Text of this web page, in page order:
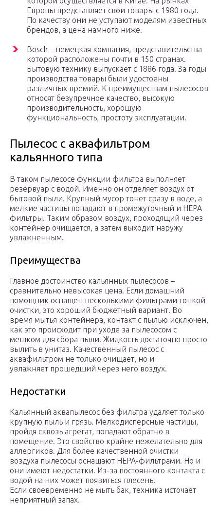
Европы представляет свои товары с 1980 года.
По качеству они не уступают моделям известных
брендов, а цена намного ниже.
Bosch – немецкая компания, представительства
которой расположены почти в 150 странах.
Бытовую технику выпускает с 1886 года. За годы
производства товары были удостоены
различных премий. К преимуществам пылесосов
относят безупречное качество, высокую
производительность, хорошую
функциональность, простоту эксплуатации.
Пылесос с аквафильтром
кальянного типа
В таком пылесосе функции фильтра выполняет
резервуар с водой. Именно он отделяет воздух от
бытовой пыли. Крупный мусор тонет сразу в воде, а
мелкие частицы попадают в промежуточный и НЕРА
фильтры. Таким образом воздух, проходящий через
контейнер очищается, а затем выходит наружу
увлажненным.
Преимущества
Главное достоинство кальянных пылесосов –
сравнительно невысокая цена. Если домашний
помощник оснащен несколькими фильтрами тонкой
очистки, это хороший бюджетный вариант. Во
время мытья контейнера, контакт с пылью исключен,
как это происходит при уходе за пылесосом с
мешком для сбора пыли. Жидкость достаточно просто
вылить в унитаз. Качественный пылесос с
аквафильтром не только очищает, но и
увлажняет прошедший через него воздух.
Недостатки
Кальянный аквапылесос без фильтра удаляет только
крупную пыль и грязь. Мелкодисперсные частицы,
пройдя сквозь агрегат, попадают обратно в
помещение. Это свойство крайне нежелательно для
аллергиков. Для более качественной очистки
воздуха пылесосы оснащают НЕРА-фильтрами. Но и
они имеют недостатки. Из-за постоянного контакта с
водой на них может появиться плесень.
Если своевременно не мыть бак, техника источает
неприятный запах.